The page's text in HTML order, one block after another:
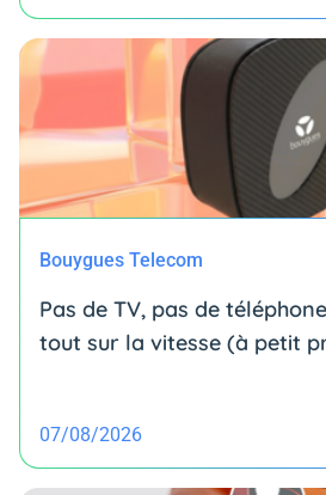
Bouygues Telecom
Pas de TV, pas de
tout sur la vitesse (à petit
07/08/2026